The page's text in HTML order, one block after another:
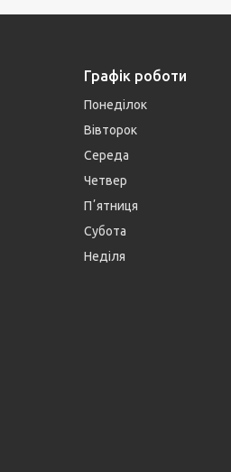
Графік роботи
Понеділок
Вівторок
Середа
Четвер
Пʼятниця
Субота
Неділя